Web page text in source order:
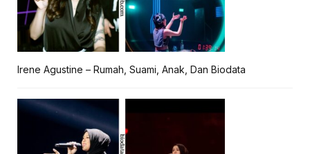
Irene Agustine – Rumah, Suami, Anak, Dan Biodata